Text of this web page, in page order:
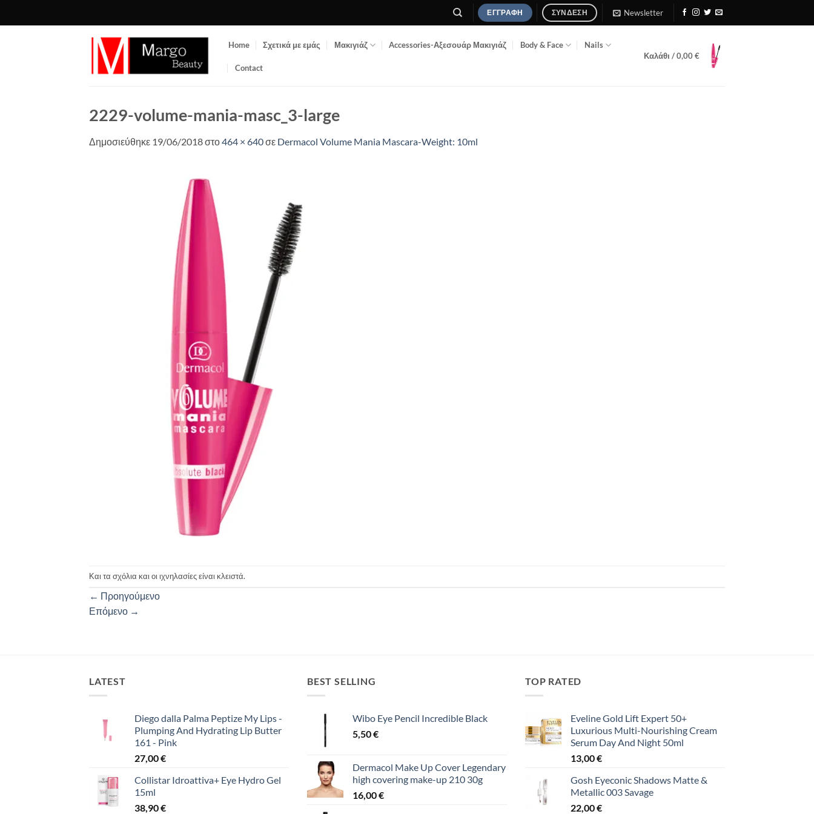
ΕΓΓΡΑΦΉ ΣΎΝΔΕΣΗ Newsletter
Home Σχετικά με εμάς Μακιγιάζ Accessories-Αξεσουάρ Μακιγιάζ Body & Face Nails
Contact
Καλάθι /0,00€
2229-volume-mania-masc_3-large
Δημοσιεύθηκε 19/06/2018στο464 × 640σε Dermacol Volume Mania Mascara-Weight: 10ml
Και τα σχόλια και οι ιχνηλασίες είναι κλειστά.
← Προηγούμενο
Επόμενο →
LATEST
Diego dalla Palma Peptize My Lips -
Plumping And Hydrating Lip Butter
161 - Pink
27,00€
Collistar Idroattiva+ Eye Hydro Gel
15ml
38,90€
BEST SELLING
Wibo Eye Pencil Incredible Black
5,50€
Dermacol Make Up Cover Legendary
high covering make-up 210 30g
16,00€
TOP RATED
Eveline Gold Lift Expert 50+
Luxurious Multi-Nourishing Cream
Serum Day And Night 50ml
13,00€
Gosh Eyeconic Shadows Matte &
Metallic 003 Savage
22,00€